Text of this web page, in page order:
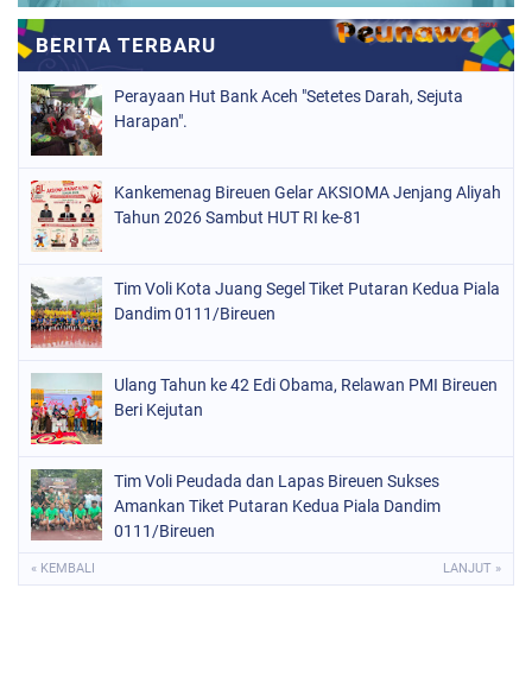
Perayaan Hut Bank Aceh "Setetes Darah, Sejuta
Harapan".
Kankemenag Bireuen Gelar AKSIOMA Jenjang Aliyah
Tahun 2026 Sambut HUT RI ke-81
Tim Voli Kota Juang Segel Tiket Putaran Kedua Piala
Dandim 0111/Bireuen
Ulang Tahun ke 42 Edi Obama, Relawan PMI Bireuen
Beri Kejutan
Tim Voli Peudada dan Lapas Bireuen Sukses
Amankan Tiket Putaran Kedua Piala Dandim
0111/Bireuen
« KEMBALI LANJUT »